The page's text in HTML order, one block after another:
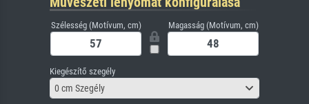
Szélesség (Motívum, cm) Magasság (Motívum, cm)
Kiegészítő szegély
0 cm Szegély